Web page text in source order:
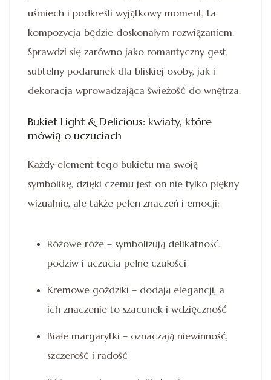
uśmiech i podkreśli wyjątkowy moment, ta
kompozycja będzie doskonałym rozwiązaniem.
Sprawdzi się zarówno jako romantyczny gest,
subtelny podarunek dla bliskiej osoby, jak i
dekoracja wprowadzająca świeżość do wnętrza.
Bukiet Light & Delicious: kwiaty, które
mówią o uczuciach
Każdy element tego bukietu ma swoją
symbolikę, dzięki czemu jest on nie tylko piękny
wizualnie, ale także pełen znaczeń i emocji:
Różowe róże – symbolizują delikatność,
podziw i uczucia pełne czułości
Kremowe goździki – dodają elegancji, a
ich znaczenie to szacunek i wdzięczność
Białe margarytki – oznaczają niewinność,
szczerość i radość